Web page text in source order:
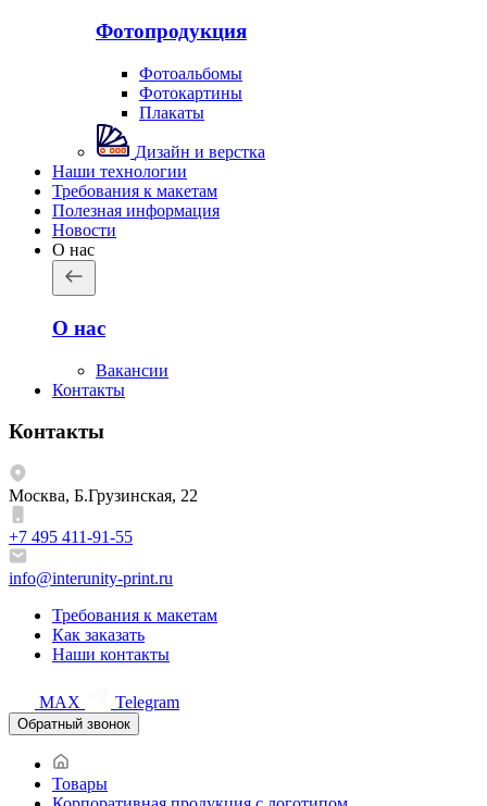
Фотопродукция
Фотоальбомы
Фотокартины
Плакаты
Дизайн и верстка
Наши технологии
Требования к макетам
Полезная информация
Новости
О нас
О нас
Вакансии
Контакты
Контакты
Москва, Б.Грузинская, 22
+7 495 411-91-55
info@interunity-print.ru
Требования к макетам
Как заказать
Наши контакты
MAX Telegram
Обратный звонок
Товары